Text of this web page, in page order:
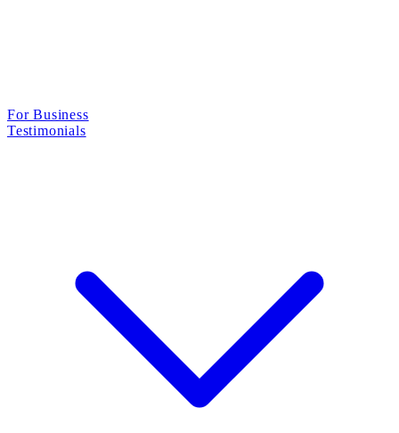
For Business
Testimonials